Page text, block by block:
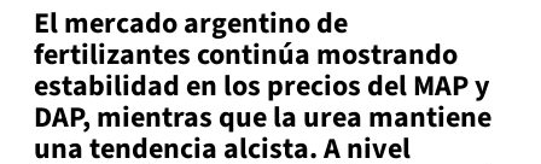
El mercado argentino de
fertilizantes continúa mostrando
estabilidad en los precios del MAP y
DAP, mientras que la urea mantiene
una tendencia alcista. A nivel